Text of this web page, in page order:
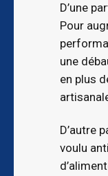
D’une
Pour
une
en plus
D’autre
voulu